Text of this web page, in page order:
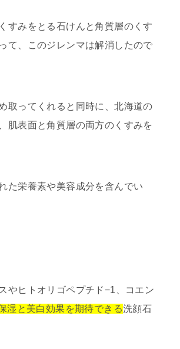
すみをとる石けんと角質層のくす
て、このジレンマは解消したので
取ってくれると同時に、北海道の
肌表面と角質層の両方のくすみを
た栄養素や美容成分を含んでい
やヒトオリゴペプチド−1、コエン
湿と美白効果を期待できる洗顔石